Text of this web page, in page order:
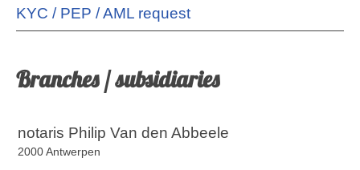
KYC / PEP / AML request
Branches / subsidiaries
notaris Philip Van den Abbeele
2000 Antwerpen